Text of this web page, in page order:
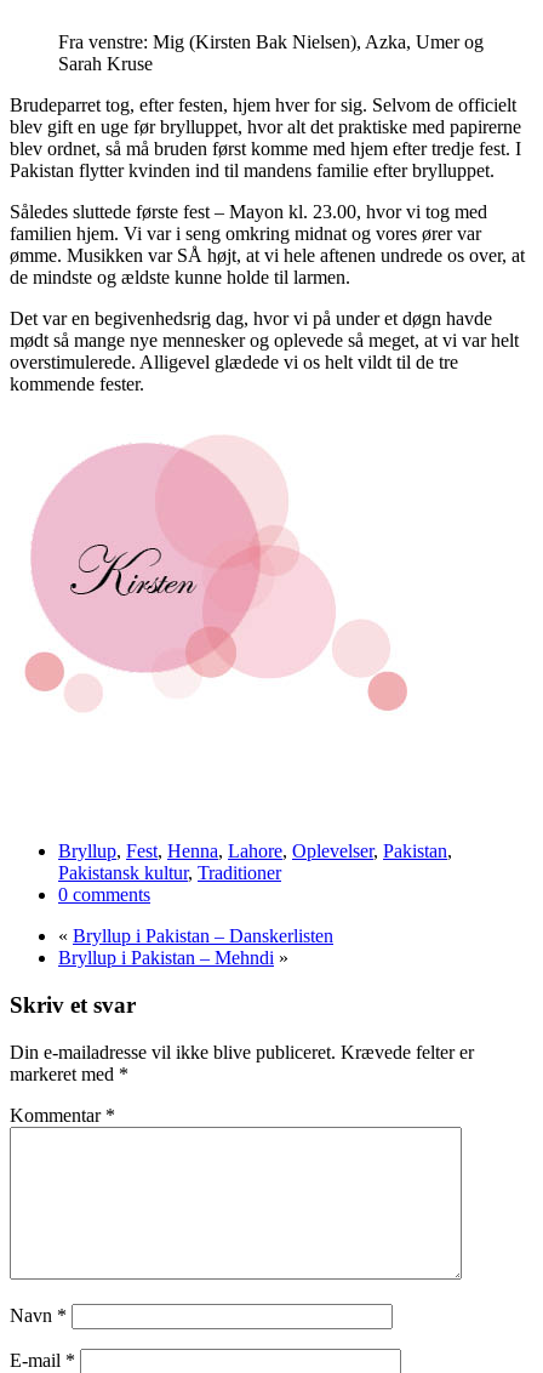
Fra venstre: Mig (Kirsten Bak Nielsen), Azka, Umer og
Sarah Kruse
Brudeparret tog, efter festen, hjem hver for sig. Selvom de officielt
blev gift en uge før brylluppet, hvor alt det praktiske med papirerne
blev ordnet, så må bruden først komme med hjem efter tredje fest. I
Pakistan flytter kvinden ind til mandens familie efter brylluppet.
Således sluttede første fest – Mayon kl. 23.00, hvor vi tog med
familien hjem. Vi var i seng omkring midnat og vores ører var
ømme. Musikken var SÅ højt, at vi hele aftenen undrede os over, at
de mindste og ældste kunne holde til larmen.
Det var en begivenhedsrig dag, hvor vi på under et døgn havde
mødt så mange nye mennesker og oplevede så meget, at vi var helt
overstimulerede. Alligevel glædede vi os helt vildt til de tre
kommende fester.
Bryllup, Fest, Henna, Lahore, Oplevelser, Pakistan,
Pakistansk kultur, Traditioner
0 comments
« Bryllup i Pakistan – Danskerlisten
Bryllup i Pakistan – Mehndi »
Skriv et svar
Din e-mailadresse vil ikke blive publiceret. Krævede felter er
markeret med *
Kommentar *
Navn *
E-mail *